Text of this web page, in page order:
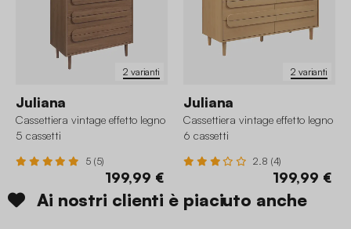
2 varianti
Juliana
Cassettiera vintage effetto legno
5 cassetti
5 (5)
199,99 €
2 varianti
Juliana
Cassettiera vintage effetto legno
6 cassetti
2.8 (4)
199,99 €
Ai nostri clienti è piaciuto anche